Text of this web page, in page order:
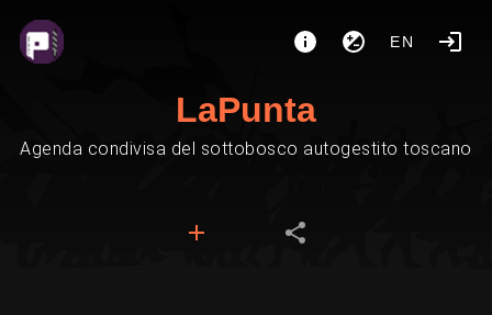
EN
LaPunta
Agenda condivisa del sottobosco autogestito toscano